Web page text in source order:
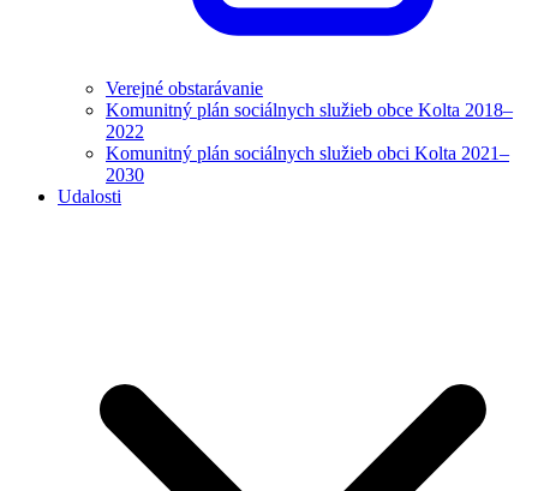
Verejné obstarávanie
Komunitný plán sociálnych služieb obce Kolta 2018–
2022
Komunitný plán sociálnych služieb obci Kolta 2021–
2030
Udalosti